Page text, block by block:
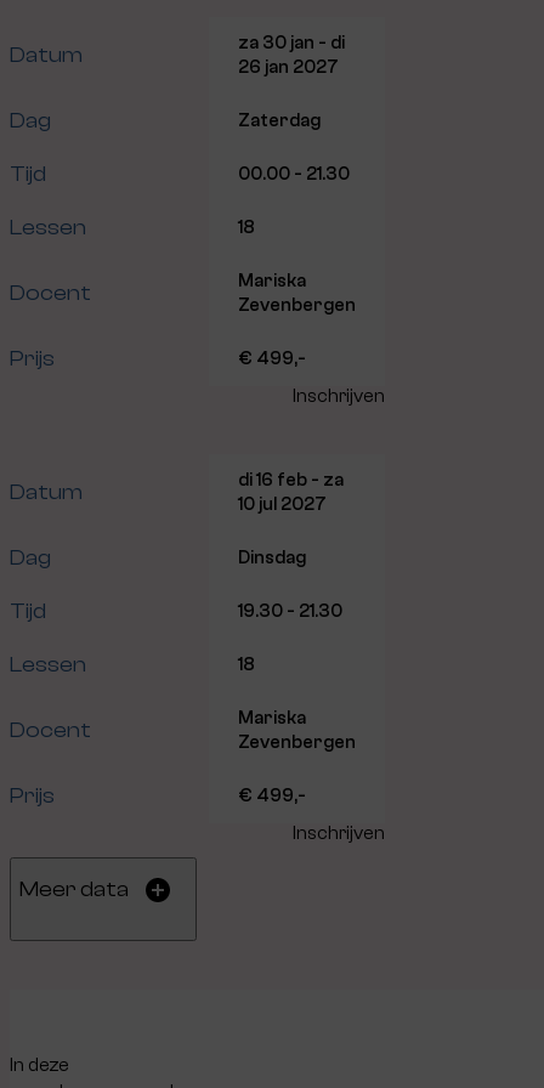
Datum
za 30 jan - di
26 jan 2027
Dag Zaterdag
Tijd 00.00 - 21.30
Lessen 18
Docent
Mariska
Zevenbergen
Prijs € 499,-
Inschrijven
Datum
di 16 feb - za
10 jul 2027
Dag Dinsdag
Tijd 19.30 - 21.30
Lessen 18
Docent
Mariska
Zevenbergen
Prijs € 499,-
Inschrijven
Meer data
In deze